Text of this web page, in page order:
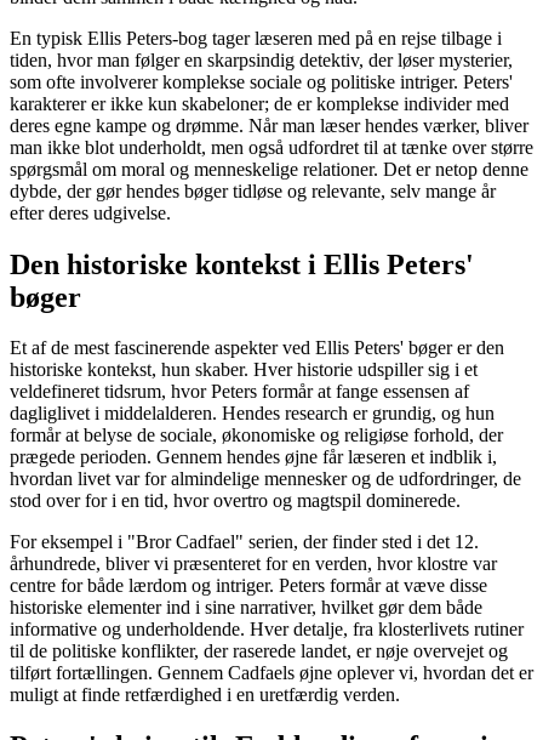
En typisk Ellis Peters-bog tager læseren med på en rejse tilbage i
tiden, hvor man følger en skarpsindig detektiv, der løser mysterier,
som ofte involverer komplekse sociale og politiske intriger. Peters'
karakterer er ikke kun skabeloner; de er komplekse individer med
deres egne kampe og drømme. Når man læser hendes værker, bliver
man ikke blot underholdt, men også udfordret til at tænke over større
spørgsmål om moral og menneskelige relationer. Det er netop denne
dybde, der gør hendes bøger tidløse og relevante, selv mange år
efter deres udgivelse.
Den historiske kontekst i Ellis Peters'
bøger
Et af de mest fascinerende aspekter ved Ellis Peters' bøger er den
historiske kontekst, hun skaber. Hver historie udspiller sig i et
veldefineret tidsrum, hvor Peters formår at fange essensen af
dagliglivet i middelalderen. Hendes research er grundig, og hun
formår at belyse de sociale, økonomiske og religiøse forhold, der
prægede perioden. Gennem hendes øjne får læseren et indblik i,
hvordan livet var for almindelige mennesker og de udfordringer, de
stod over for i en tid, hvor overtro og magtspil dominerede.
For eksempel i "Bror Cadfael" serien, der finder sted i det 12.
århundrede, bliver vi præsenteret for en verden, hvor klostre var
centre for både lærdom og intriger. Peters formår at væve disse
historiske elementer ind i sine narrativer, hvilket gør dem både
informative og underholdende. Hver detalje, fra klosterlivets rutiner
til de politiske konflikter, der raserede landet, er nøje overvejet og
tilført fortællingen. Gennem Cadfaels øjne oplever vi, hvordan det er
muligt at finde retfærdighed i en uretfærdig verden.